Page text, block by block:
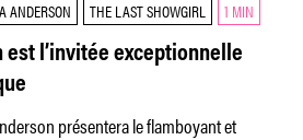
ANDERSON THE LAST SHOWGIRL 1 MIN
est l’invitée exceptionnelle
présentera le flamboyant et